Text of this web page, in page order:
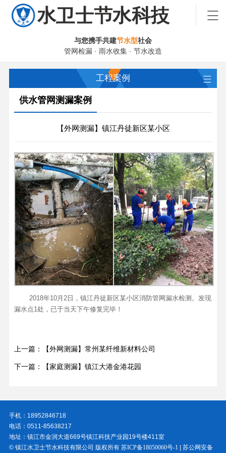
与您携手共建节水型社会
管网检漏 · 雨水收集 · 节水改造
工程案例
供水管网测漏案例
【外网测漏】镇江丹徒新区某小区
2018年10月2日，镇江丹徒新区某小区消防管网漏水检测。发现
漏水点1处，已于当天下午修复完毕！
上一篇：【外网测漏】常州某纤维新材料公司
下一篇：【家庭测漏】镇江大港金港花园
手机：18952846718
电话：0511-85638217
地址：镇江市金润大道669号镇江科技产业园19号楼411室
© 镇江水卫士节水科技有限公司 版权所有 苏ICP备18050060号-1 苏公网安备